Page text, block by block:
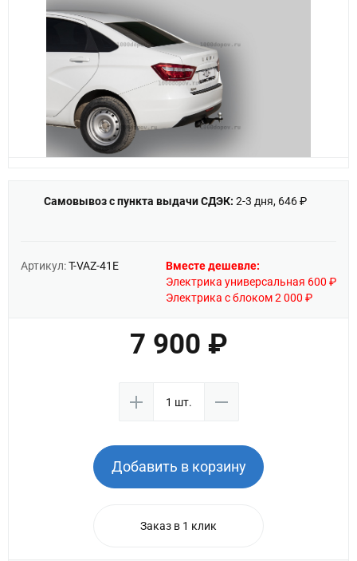
Самовывоз с пункта выдачи СДЭК: 2-3 дня, 646 ₽
Артикул:T-VAZ-41E
Вместе дешевле:
Электрика универсальная 600 ₽
Электрика с блоком 2 000 ₽
7 900 ₽
Добавить в корзину
Заказ в 1 клик